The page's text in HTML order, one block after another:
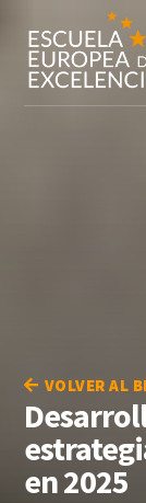
VOLVER AL
en 2025